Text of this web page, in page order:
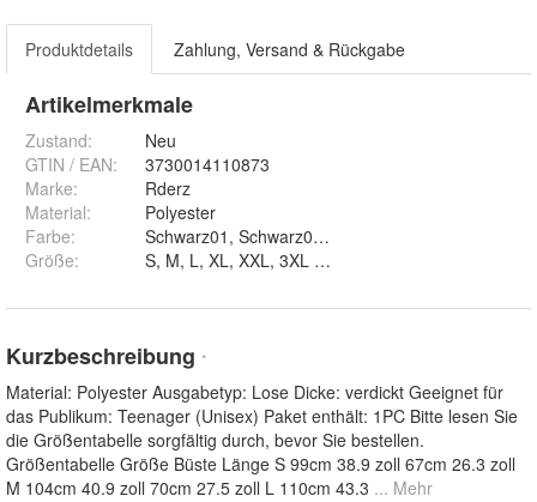
Produktdetails Zahlung, Versand & Rückgabe
Artikelmerkmale
Zustand:
Neu
GTIN / EAN:
3730014110873
Marke:
Rderz
Material:
Polyester
Farbe:
Größe:
Kurzbeschreibung *
Material: Polyester Ausgabetyp: Lose Dicke: verdickt Geeignet für
das Publikum: Teenager (Unisex) Paket enthält: 1PC Bitte lesen Sie
die Größentabelle sorgfältig durch, bevor Sie bestellen.
Größentabelle Größe Büste Länge S 99cm 38.9 zoll 67cm 26.3 zoll
M 104cm 40.9 zoll 70cm 27.5 zoll L 110cm 43.3 ... Mehr